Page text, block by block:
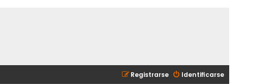
Identificarse
Registrarse